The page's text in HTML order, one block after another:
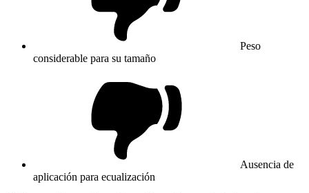
Peso
considerable para su tamaño
Ausencia de
aplicación para ecualización